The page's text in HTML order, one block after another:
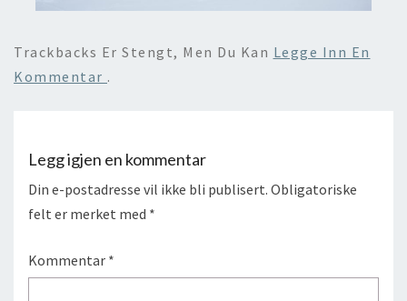
Trackbacks Er Stengt, Men Du Kan Legge Inn En
Kommentar .
Legg igjen en kommentar
Din e-postadresse vil ikke bli publisert. Obligatoriske
felt er merket med *
Kommentar *